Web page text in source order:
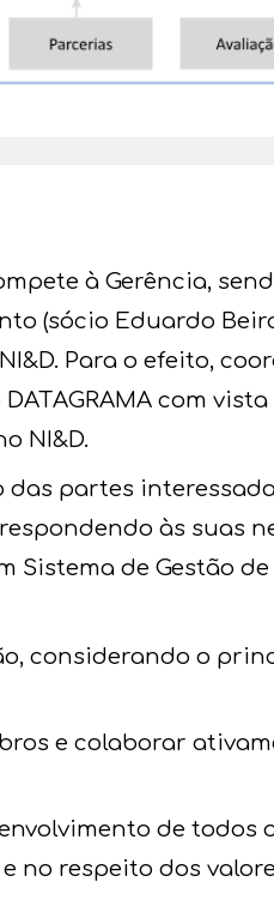
à Gerência,
(sócio Eduardo
Para o efeito,
com
NI&D.
partes
às suas
Sistema de Gestão de
considerando o
e colaborar
de todos
no respeito dos